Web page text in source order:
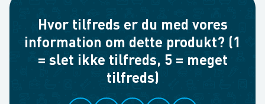
Hvor tilfreds er du med vores
information om dette produkt? (1
= slet ikke tilfreds, 5 = meget
tilfreds)